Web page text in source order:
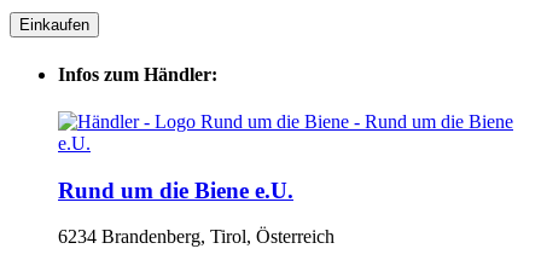
Einkaufen
Infos zum Händler:
Rund um die Biene e.U.
6234 Brandenberg, Tirol, Österreich